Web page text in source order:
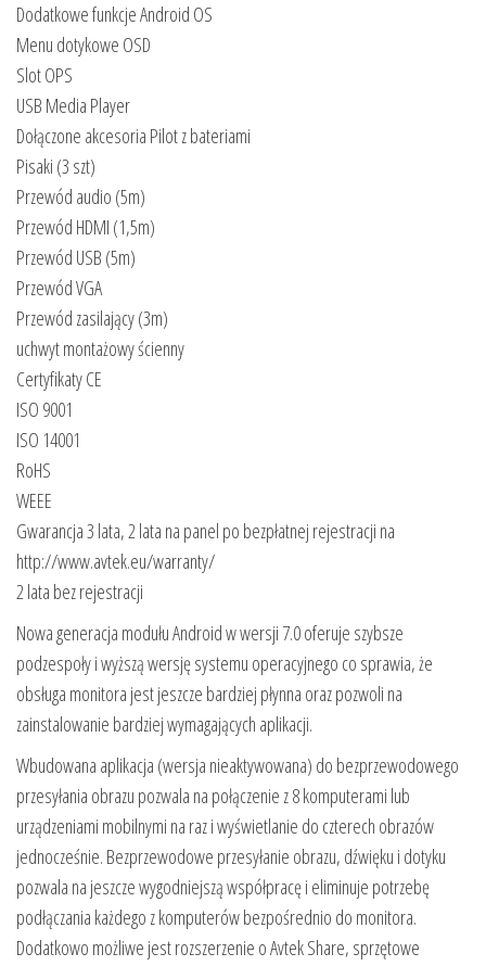
Dodatkowe funkcje Android OS
Menu dotykowe OSD
Slot OPS
USB Media Player
Dołączone akcesoria Pilot z bateriami
Pisaki (3 szt)
Przewód audio (5m)
Przewód HDMI (1,5m)
Przewód USB (5m)
Przewód VGA
Przewód zasilający (3m)
uchwyt montażowy ścienny
Certyfikaty CE
ISO 9001
ISO 14001
RoHS
WEEE
Gwarancja 3 lata, 2 lata na panel po bezpłatnej rejestracji na
http://www.avtek.eu/warranty/
2 lata bez rejestracji
Nowa generacja modułu Android w wersji 7.0 oferuje szybsze
podzespoły i wyższą wersję systemu operacyjnego co sprawia, że
obsługa monitora jest jeszcze bardziej płynna oraz pozwoli na
zainstalowanie bardziej wymagających aplikacji.
Wbudowana aplikacja (wersja nieaktywowana) do bezprzewodowego
przesyłania obrazu pozwala na połączenie z 8 komputerami lub
urządzeniami mobilnymi na raz i wyświetlanie do czterech obrazów
jednocześnie. Bezprzewodowe przesyłanie obrazu, dźwięku i dotyku
pozwala na jeszcze wygodniejszą współpracę i eliminuje potrzebę
podłączania każdego z komputerów bezpośrednio do monitora.
Dodatkowo możliwe jest rozszerzenie o Avtek Share, sprzętowe